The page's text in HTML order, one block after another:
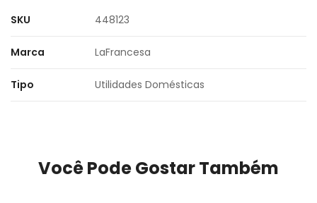
SKU 448123
Marca LaFrancesa
Tipo Utilidades Domésticas
Você Pode Gostar Também